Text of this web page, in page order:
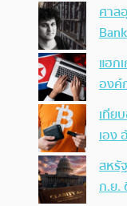
ศาล
แฮก
องค์
เทีย
เอง
สหรั
ก.ย.